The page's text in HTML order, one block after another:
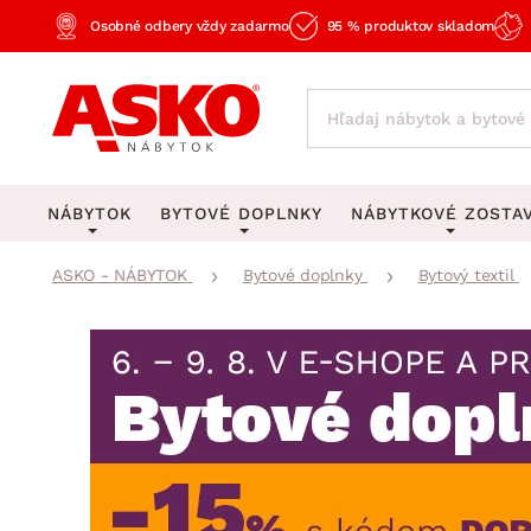
Osobné odbery vždy zadarmo 95 % produktov skladom
NÁBYTOK
Obývacia izba
Spálňa
Pracovňa a kancelária
BYTOVÉ DOPLNKY
KOBERCE
Veľké a stredné koberce
Behúne a malé koberce
Detské koberce
Kúpeľňové predložky
OSVETLENIE
Stolové lampy a
Stropné osvetlenie
Lustre a závesné
Stojacie lampy
NÁBYTKOVÉ
Obývacie
Spálňové
Kancelárske
Kuchynské
Detské
ASKO - NÁBYTOK Bytové doplnky Bytový textil